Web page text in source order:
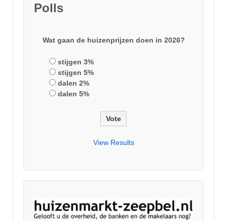
Polls
Wat gaan de huizenprijzen doen in 2026?
stijgen 3%
stijgen 5%
dalen 2%
dalen 5%
View Results